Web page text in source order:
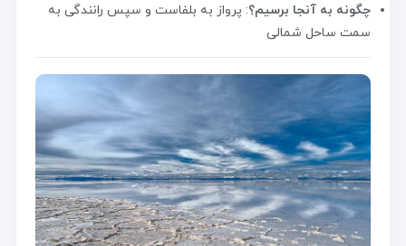
چگونه به آنجا برسیم؟: پرواز به بلفاست و سپس رانندگی به
سمت ساحل شمالی